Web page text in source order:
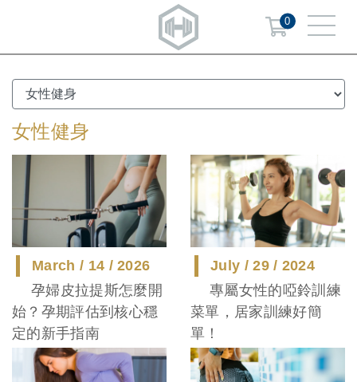
0
女性健身
March / 14 / 2026
孕婦皮拉提斯怎麼開
始？孕期評估到核心穩
定的新手指南
July / 29 / 2024
專屬女性的啞鈴訓練
菜單，居家訓練好簡
單！